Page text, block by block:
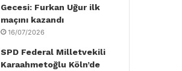
Gecesi: Furkan Uğur ilk
maçını kazandı
16/07/2026
SPD Federal Milletvekili
Karaahmetoğlu Köln’de